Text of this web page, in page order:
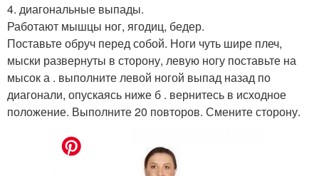
4. диагональные выпады.
Работают мышцы ног, ягодиц, бедер.
Поставьте обруч перед собой. Ноги чуть шире плеч,
мыски развернуты в сторону, левую ногу поставьте на
мысок а . выполните левой ногой выпад назад по
диагонали, опускаясь ниже б . вернитесь в исходное
положение. Выполните 20 повторов. Смените сторону.